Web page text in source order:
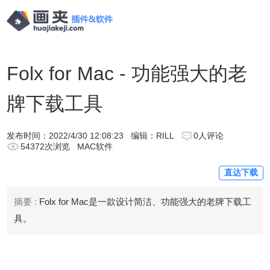
Folx for Mac - 功能强大的老
牌下载工具
发布时间： 2022/4/30 12:08:23 编辑：RILL
0人评论
54372次浏览
MAC软件
直达下载
摘要 : Folx for Mac是一款设计简洁、功能强大的老牌下载工
具。